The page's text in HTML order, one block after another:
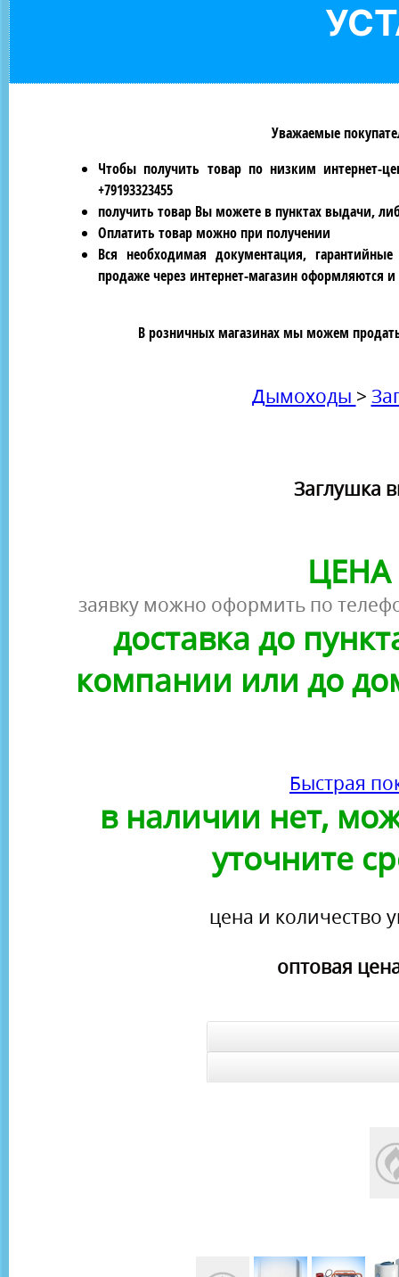
Уважаемые
Чтобы получить товар по низким интернет-
+79193323455
получить товар Вы можете в пунктах выдачи,
Оплатить товар можно при получении
Вся необходимая документация,
продаже через интернет-магазин оформляются
В розничных магазинах мы можем
Дымоходы >
Заглушка
ЦЕНА
заявку можно оформить по
доставка до
компании или до
Быстрая
в наличии нет,
уточните
цена и количество
оптовая